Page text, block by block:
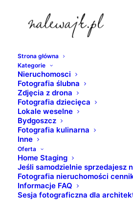
Strona główna
Kategorie
Nieruchomosci
Fotografia ślubna
Zdjęcia z drona
Fotografia dziecięca
Lokale weselne
Bydgoszcz
Fotografia kulinarna
Inne
Oferta
Home Staging
Jeśli samodzielnie sprzedajesz
Fotografia nieruchomości
Informacje FAQ
Sesja fotograficzna dla
fotograf-
Strona Główna
Sesja biznesowa | Fotografie
portretowe | Fotografie